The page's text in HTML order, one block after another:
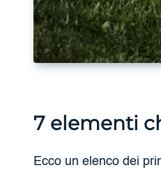
7 elementi
Ecco un elenco dei